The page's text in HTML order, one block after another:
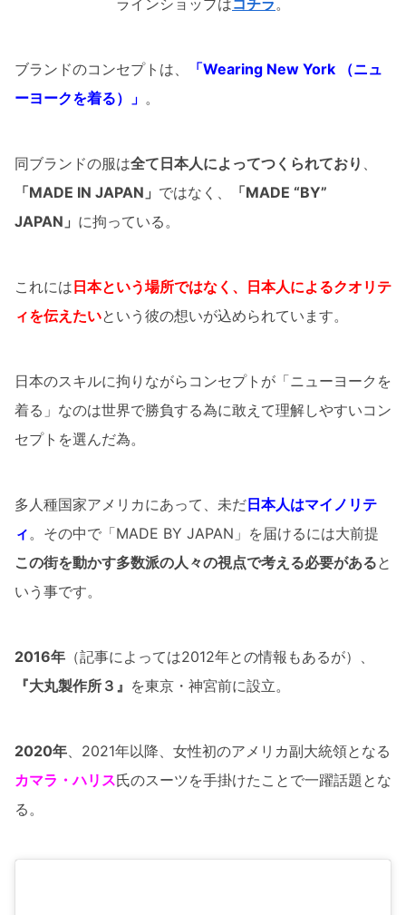
ラインショップはコチラ。
ブランドのコンセプトは、
「Wearing New York （ニュ
ーヨークを着る）」 。
同ブランドの服は全て日本人によってつくられており 、
「MADE IN JAPAN」 ではなく、
「MADE “BY”
JAPAN」 に拘っている。
これには 日本という場所ではなく、日本人によるクオリテ
ィを伝えたいという彼の想いが込められています。
日本のスキルに拘りながらコンセプトが「ニューヨークを
着る」なのは世界で勝負する為に敢えて理解しやすいコン
セプトを選んだ為。
多人種国家アメリカにあって、未だ日本人はマイノリテ
ィ。その中で「MADE BY JAPAN」を届けるには大前提
この街を動かす多数派の人々の視点で考える必要があると
いう事です。
2016年 （記事によっては2012年との情報もあるが）、
『大丸製作所３』 を東京・神宮前に設立。
2020年、2021年以降、女性初のアメリカ副大統領となる
カマラ・ハリス氏のスーツを手掛けたことで一躍話題とな
る。